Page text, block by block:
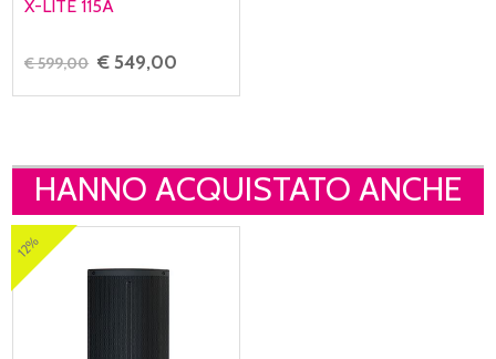
X-LITE 115A
€ 599,00 € 549,00
HANNO ACQUISTATO ANCHE
12%